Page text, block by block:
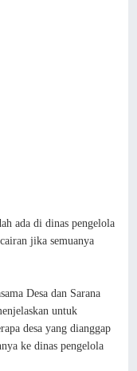
ada di dinas pengelola
jika semuanya
Desa dan Sarana
untuk
desa yang dianggap
ke dinas pengelola